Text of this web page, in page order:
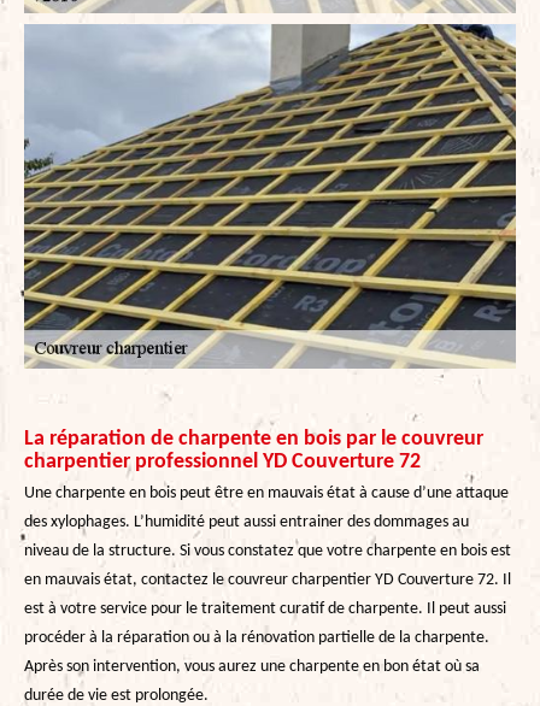
La réparation de charpente en bois par le couvreur
charpentier professionnel YD Couverture 72
Une charpente en bois peut être en mauvais état à cause d’une attaque
des xylophages. L’humidité peut aussi entrainer des dommages au
niveau de la structure. Si vous constatez que votre charpente en bois est
en mauvais état, contactez le couvreur charpentier YD Couverture 72. Il
est à votre service pour le traitement curatif de charpente. Il peut aussi
procéder à la réparation ou à la rénovation partielle de la charpente.
Après son intervention, vous aurez une charpente en bon état où sa
durée de vie est prolongée.